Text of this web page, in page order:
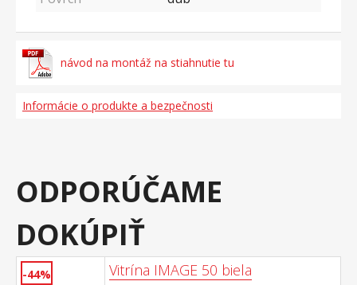
návod na montáž na stiahnutie tu
Informácie o produkte a bezpečnosti
ODPORÚČAME
DOKÚPIŤ
-44% Vitrína IMAGE 50 biela